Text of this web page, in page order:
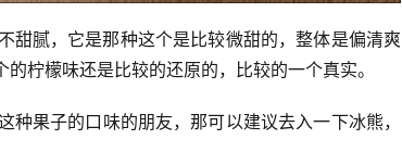
甜腻，它是那种这个是比较微甜的，整体是偏清爽
柠檬味还是比较的还原的，比较的一个真实。
果子的口味的朋友，那可以建议去入一下冰熊，